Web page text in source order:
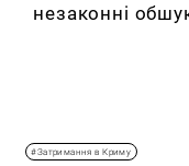
незаконні
#Затримання в Криму